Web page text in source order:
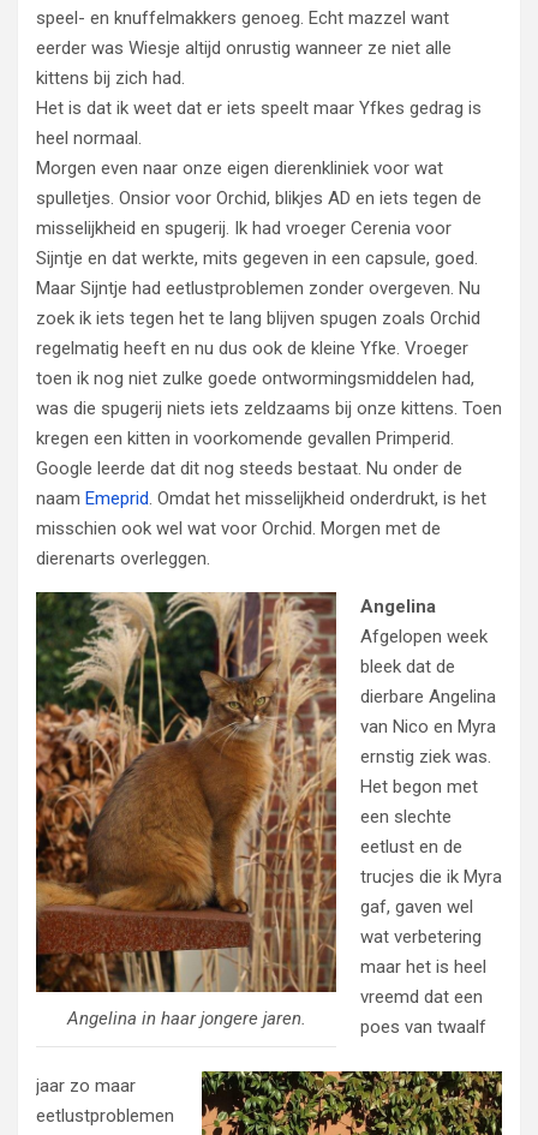
speel- en knuffelmakkers genoeg. Echt mazzel want
eerder was Wiesje altijd onrustig wanneer ze niet alle
kittens bij zich had.
Het is dat ik weet dat er iets speelt maar Yfkes gedrag is
heel normaal.
Morgen even naar onze eigen dierenkliniek voor wat
spulletjes. Onsior voor Orchid, blikjes AD en iets tegen de
misselijkheid en spugerij. Ik had vroeger Cerenia voor
Sijntje en dat werkte, mits gegeven in een capsule, goed.
Maar Sijntje had eetlustproblemen zonder overgeven. Nu
zoek ik iets tegen het te lang blijven spugen zoals Orchid
regelmatig heeft en nu dus ook de kleine Yfke. Vroeger
toen ik nog niet zulke goede ontwormingsmiddelen had,
was die spugerij niets iets zeldzaams bij onze kittens. Toen
kregen een kitten in voorkomende gevallen Primperid.
Google leerde dat dit nog steeds bestaat. Nu onder de
naam Emeprid. Omdat het misselijkheid onderdrukt, is het
misschien ook wel wat voor Orchid. Morgen met de
dierenarts overleggen.
Angelina in haar jongere jaren.
Angelina
Afgelopen week
bleek dat de
dierbare Angelina
van Nico en Myra
ernstig ziek was.
Het begon met
een slechte
eetlust en de
trucjes die ik Myra
gaf, gaven wel
wat verbetering
maar het is heel
vreemd dat een
poes van twaalf
jaar zo maar
eetlustproblemen